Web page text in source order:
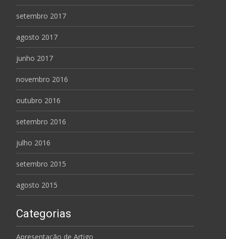
setembro 2017
agosto 2017
junho 2017
novembro 2016
outubro 2016
setembro 2016
julho 2016
setembro 2015
agosto 2015
Categorias
Apresentação de Artigo